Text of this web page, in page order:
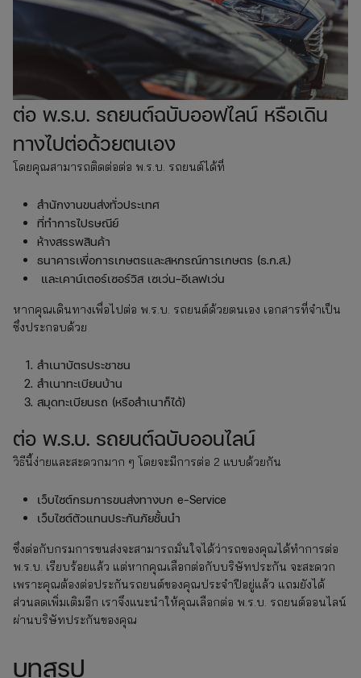
ต่อ พ.ร.บ. รถยนต์ฉบับออฟไลน์ หรือเดิน
ทางไปต่อด้วยตนเอง
โดยคุณสามารถติดต่อต่อ พ.ร.บ. รถยนต์ได้ที่
สำนักงานขนส่งทั่วประเทศ
ที่ทำการไปรษณีย์
ห้างสรรพสินค้า
ธนาคารเพื่อการเกษตรและสหกรณ์การเกษตร (ธ.ก.ส.)
และเคาน์เตอร์เซอร์วิส เซเว่น-อีเลฟเว่น
หากคุณเดินทางเพื่อไปต่อ พ.ร.บ. รถยนต์ด้วยตนเอง เอกสารที่จำเป็น
ซึ่งประกอบด้วย
สำเนาบัตรประชาชน
สำเนาทะเบียนบ้าน
สมุดทะเบียนรถ (หรือสำเนาก็ได้)
ต่อ พ.ร.บ. รถยนต์ฉบับออนไลน์
วิธีนี้ง่ายและสะดวกมาก ๆ โดยจะมีการต่อ 2 แบบด้วยกัน
เว็บไซต์กรมการขนส่งทางบก e-Service
เว็บไซต์ตัวแทนประกันภัยชั้นนำ
ซึ่งต่อกับกรมการขนส่งจะสามารถมั่นใจได้ว่ารถของคุณได้ทำการต่อ
พ.ร.บ. เรียบร้อยแล้ว แต่หากคุณเลือกต่อกับบริษัทประกัน จะสะดวก
เพราะคุณต้องต่อประกันรถยนต์ของคุณประจำปีอยู่แล้ว แถมยังได้
ส่วนลดเพิ่มเติมอีก เราจึงแนะนำให้คุณเลือกต่อ พ.ร.บ. รถยนต์ออนไลน์
ผ่านบริษัทประกันของคุณ
บทสรุป